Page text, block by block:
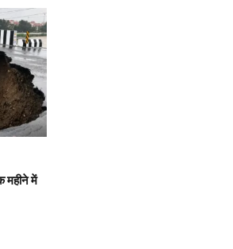
महीने में